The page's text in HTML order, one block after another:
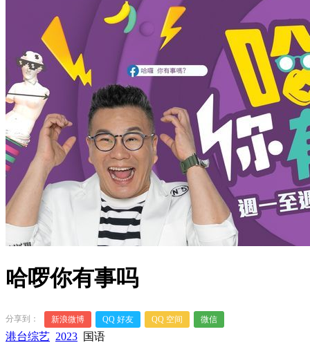
哈啰你有事吗
分享到： 新浪微博 QQ 好友 QQ 空间 微信
港台综艺 2023 国语